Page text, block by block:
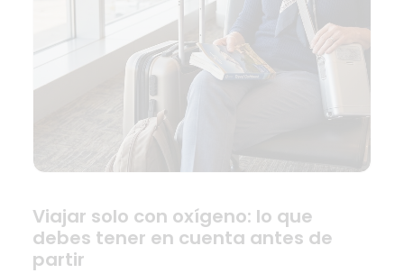
Viajar solo con oxígeno: lo que
debes tener en cuenta antes de
partir